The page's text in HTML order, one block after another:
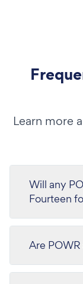
Learn more
Will any
Fourteen
Are